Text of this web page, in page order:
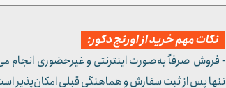
نکات مهم خرید از اورنج دکور:
- فروش صرفاً به‌صورت اینترنتی و غیرحضوری
تنها پس از ثبت سفارش و هماهنگی قبلی امکان‌پذیر